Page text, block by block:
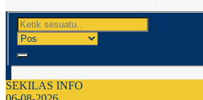
SEKILAS INFO